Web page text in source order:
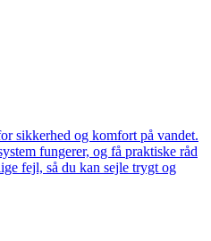
sikkerhed og komfort på vandet.
fungerer, og få praktiske råd
fejl, så du kan sejle trygt og